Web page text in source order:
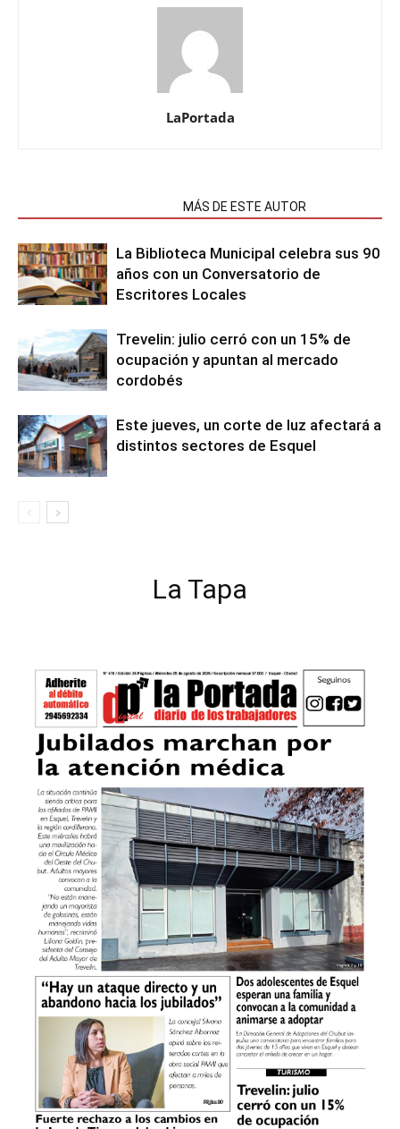
LaPortada
MÁS DE ESTE AUTOR
La Biblioteca Municipal celebra sus 90
años con un Conversatorio de
Escritores Locales
Trevelin: julio cerró con un 15% de
ocupación y apuntan al mercado
cordobés
Este jueves, un corte de luz afectará a
distintos sectores de Esquel
La Tapa